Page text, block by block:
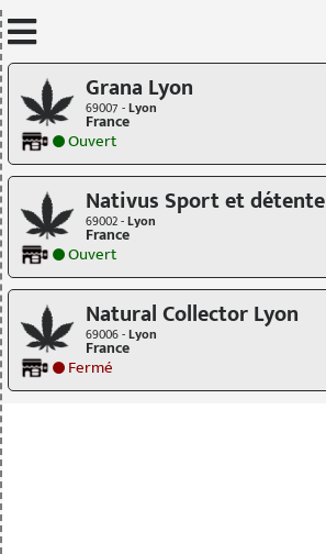
Grana Lyon
69007 -Lyon
France
Ouvert
Nativus Sport et détente
69002 -Lyon
France
Ouvert
Natural Collector Lyon
69006 -Lyon
France
Fermé